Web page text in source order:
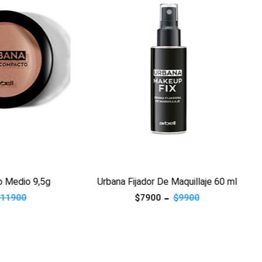
Fijador De Maquillaje 60 ml
$7900
Urbana Corrector Líquido
$5900